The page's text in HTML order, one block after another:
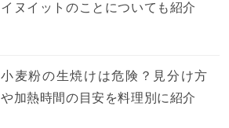
イヌイットのことについても紹介
小麦粉の生焼けは危険？見分け方
や加熱時間の目安を料理別に紹介